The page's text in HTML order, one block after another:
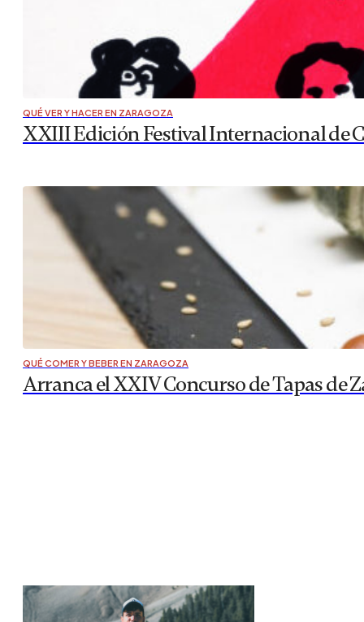
QUÉ VER Y HACER EN ZARAGOZA
XXIII Edición Festival Internacional de
QUÉ COMER Y BEBER EN ZARAGOZA
Arranca el XXIV Concurso de Tapas de